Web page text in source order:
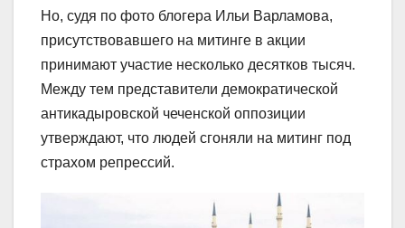
Но, судя по фото блогера Ильи Варламова,
присутствовавшего на митинге в акции
принимают участие несколько десятков тысяч.
Между тем представители демократической
антикадыровской чеченской оппозиции
утверждают, что людей сгоняли на митинг под
страхом репрессий.